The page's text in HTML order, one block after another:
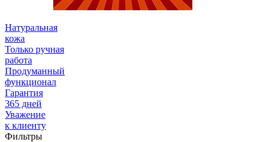
Натуральная
кожа
Только ручная
работа
Продуманный
функционал
Гарантия
365 дней
Уважение
к клиенту
Фильтры